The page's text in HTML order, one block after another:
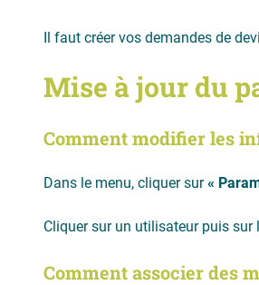
Il faut créer vos demandes de
Mise à jour du
Comment modifier les
Dans le menu, cliquer sur«
Cliquer sur un utilisateur puis
Comment associer des